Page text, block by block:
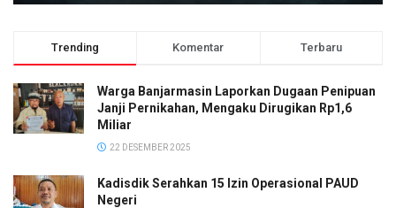
Trending Komentar Terbaru
Warga Banjarmasin Laporkan Dugaan Penipuan
Janji Pernikahan, Mengaku Dirugikan Rp1,6
Miliar
22 DESEMBER 2025
Kadisdik Serahkan 15 Izin Operasional PAUD
Negeri